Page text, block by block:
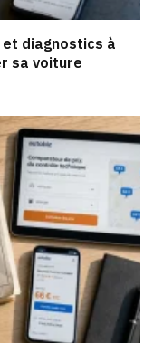
et diagnostics à
sa voiture